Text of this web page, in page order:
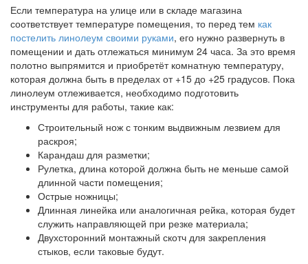
Если температура на улице или в складе магазина
соответствует температуре помещения, то перед тем как
постелить линолеум своими руками, его нужно развернуть в
помещении и дать отлежаться минимум 24 часа. За это время
полотно выпрямится и приобретёт комнатную температуру,
которая должна быть в пределах от +15 до +25 градусов. Пока
линолеум отлеживается, необходимо подготовить
инструменты для работы, такие как:
Строительный нож с тонким выдвижным лезвием для
раскроя;
Карандаш для разметки;
Рулетка, длина которой должна быть не меньше самой
длинной части помещения;
Острые ножницы;
Длинная линейка или аналогичная рейка, которая будет
служить направляющей при резке материала;
Двухсторонний монтажный скотч для закрепления
стыков, если таковые будут.